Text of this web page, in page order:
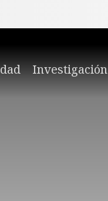
Investigación